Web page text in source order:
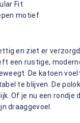
Fit
motief
en ziet er
een rustige,
De katoen
te blijven. De
Of je nu een
draaggevoel.